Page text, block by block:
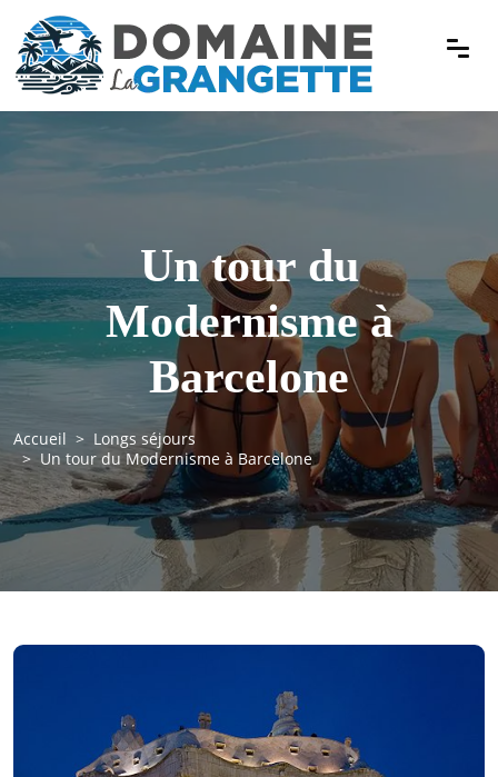
Un tour du
Modernisme à
Barcelone
Accueil
Longs séjours
Un tour du Modernisme à Barcelone